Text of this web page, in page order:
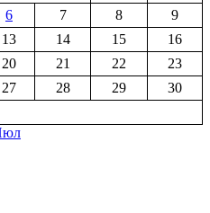
6 7 8
9
13 14 15
16
20 21 22
23
27 28 29
30